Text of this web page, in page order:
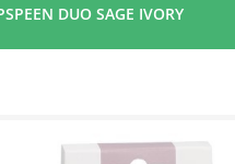
Ons
DUO SAGE IVORY